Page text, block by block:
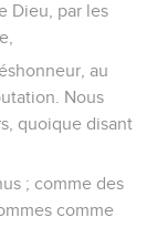
Dieu, par les
au
Nous
quoique disant
; comme des
comme